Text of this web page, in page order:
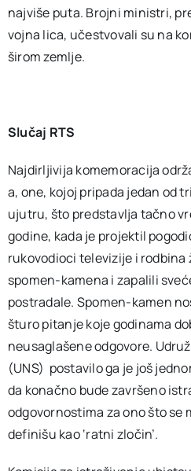
najviše puta. Brojni ministri,
vojna lica, učestvovali su na
širom zemlje.
Slučaj RTS
Najdirljivija komemoracija
a, one, kojoj pripada jedan od
ujutru, što predstavlja tačno
godine, kada je projektil
rukovodioci televizije i rodbina
spomen-kamena i zapalili
postradale. Spomen-kamen
šturo pitanje koje godinama
neusaglašene odgovore.
(UNS) postavilo ga je još
da konačno bude završeno
odgovornostima za ono što se
definišu kao ‘ratni zločin’.